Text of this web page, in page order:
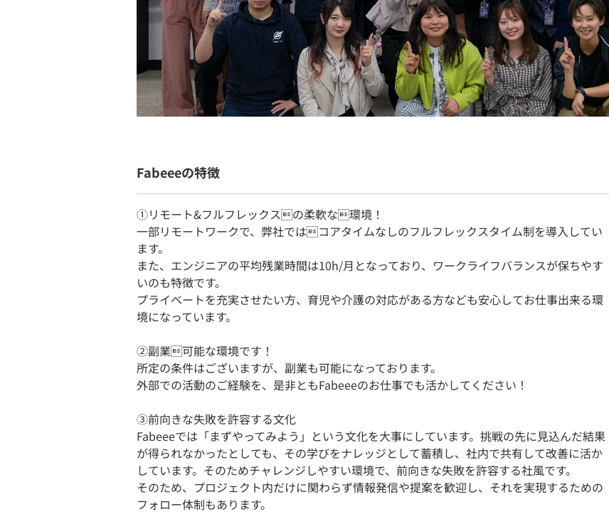
Fabeeeの特徴
①リモート&フルフレックスの柔軟な環境！
一部リモートワークで、弊社ではコアタイムなしのフルフレックスタイム制を導入してい
ます。
また、エンジニアの平均残業時間は10h/月となっており、ワークライフバランスが保ちやす
いのも特徴です。
プライベートを充実させたい方、育児や介護の対応がある方なども安心してお仕事出来る環
境になっています。
②副業可能な環境です！
所定の条件はございますが、副業も可能になっております。
外部での活動のご経験を、是非ともFabeeeのお仕事でも活かしてください！
③前向きな失敗を許容する文化
Fabeeeでは「まずやってみよう」という文化を大事にしています。挑戦の先に見込んだ結果
が得られなかったとしても、その学びをナレッジとして蓄積し、社内で共有して改善に活か
しています。そのためチャレンジしやすい環境で、前向きな失敗を許容する社風です。
そのため、プロジェクト内だけに関わらず情報発信や提案を歓迎し、それを実現するための
フォロー体制もあります。